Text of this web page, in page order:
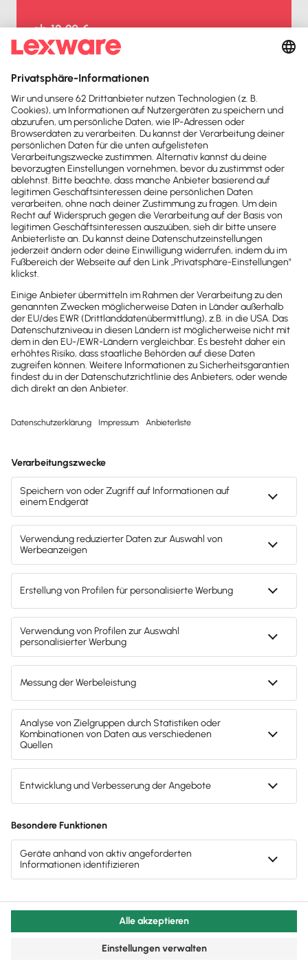
ab12,90 €
ab6,45 €
monatlich (zzgl. MwSt.)
Zur Preisübersicht
Inhalte des Beitrags
Einleitung
Definition
Die Bedeutung von MLM
Voraussetzungen für den Erfolg im Network
Marketing
Wie viel kann ich mit Network Marketing verdienen?
Network Marketing vs. Schneeballsystem: Wo liegt
der Unterschied?
Checkliste: Diese Eigenschaften weisen seriöse Multi-
So gelingt erfolgreiches Networking
Drucken / PDF speichern
Hinweis: Gendergerechte Sprache ist uns wichtig. Daher verwenden
wir auf diesem Portal, wann immer möglich, genderneutrale
Bezeichnungen. Daneben weichen wir auf das generische Maskulinum
Diese Vorgehensweise hat lediglich redaktionelle Gründe und
beinhaltet keinerlei Wertung.
Fachartikel & News
Noch mehr zum Thema
Network Marketing
Marketing & Vertrieb